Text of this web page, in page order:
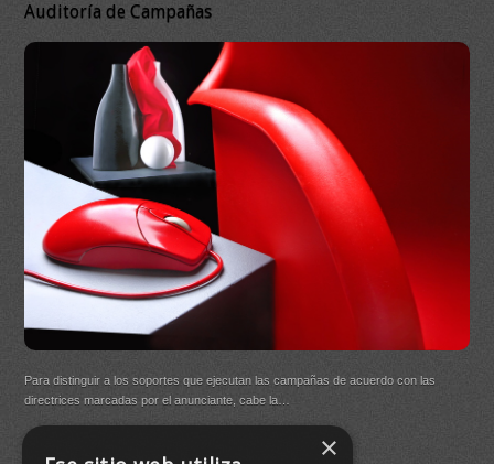
Auditoría de Campañas
Para distinguir a los soportes que ejecutan las campañas de acuerdo con las
directrices marcadas por el anunciante, cabe la…
×